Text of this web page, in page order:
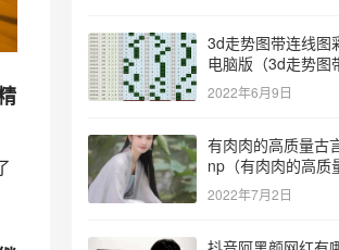
3d走势图带连线图
电脑版（3d走势图
图彩宝网手机版）
2022年6月9日
有肉肉的高质量古
np（有肉肉的高质
np推荐）
2022年7月2日